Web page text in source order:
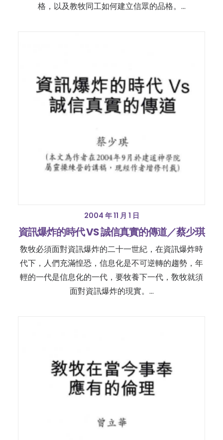
格，以及教牧同工如何建立信眾的品格。…
2004 年 11 月 1 日
資訊爆炸的時代 VS 誠信真實的傳道／蔡少琪
敎牧必須面對資訊爆炸的二十一世紀，在資訊爆炸時
代下，人們充滿惶恐，信息化是不可逆轉的趨勢，年
輕的一代是信息化的一代，要牧養下一代，敎牧就須
面對資訊爆炸的現實。…